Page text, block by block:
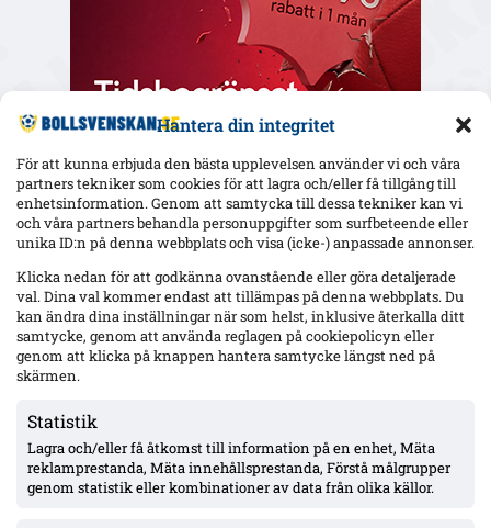
Hantera din integritet
För att kunna erbjuda den bästa upplevelsen använder vi och våra
partners tekniker som cookies för att lagra och/eller få tillgång till
enhetsinformation. Genom att samtycka till dessa tekniker kan vi
och våra partners behandla personuppgifter som surfbeteende eller
unika ID:n på denna webbplats och visa (icke-) anpassade annonser.
Klicka nedan för att godkänna ovanstående eller göra detaljerade
val. Dina val kommer endast att tillämpas på denna webbplats. Du
kan ändra dina inställningar när som helst, inklusive återkalla ditt
samtycke, genom att använda reglagen på cookiepolicyn eller
genom att klicka på knappen hantera samtycke längst ned på
skärmen.
Statistik
Lagra och/eller få åtkomst till information på en enhet, Mäta
reklamprestanda, Mäta innehållsprestanda, Förstå målgrupper
genom statistik eller kombinationer av data från olika källor.
Senaste
Mjällby – inhopp i 84:e minuten
17-årige Theodor Lundbergh har spelat alla MFF:s 15 matcher –
VSK: Jonathan Rings rehab har stannat – sänkt belastning;
Lushaku osäker, Nsabiyumva igång med boll